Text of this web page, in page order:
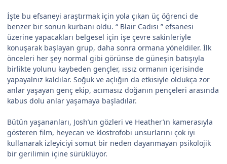
İşte bu efsaneyi araştırmak için yola çıkan üç öğrenci de
benzer bir sonun kurbanı oldu. “ Blair Cadısı ” efsanesi
üzerine yapacakları belgesel için işe çevre sakinleriyle
konuşarak başlayan grup, daha sonra ormana yöneldiler. İlk
önceleri her şey normal gibi görünse de güneşin batışıyla
birlikte yolunu kaybeden gençler, ıssız ormanın içerisinde
yapayalnız kaldılar. Soğuk ve açlığın da etkisiyle oldukça zor
anlar yaşayan genç ekip, acımasız doğanın pençeleri arasında
kabus dolu anlar yaşamaya başladılar.
Bütün yaşananları, Josh’un gözleri ve Heather’ın kamerasıyla
gösteren film, heyecan ve klostrofobi unsurlarını çok iyi
kullanarak izleyiciyi somut bir neden dayanmayan psikolojik
bir gerilimin içine sürüklüyor.